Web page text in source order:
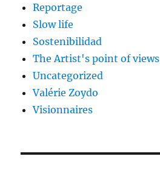
Reportage
Slow life
Sostenibilidad
The Artist's point of views
Uncategorized
Valérie Zoydo
Visionnaires